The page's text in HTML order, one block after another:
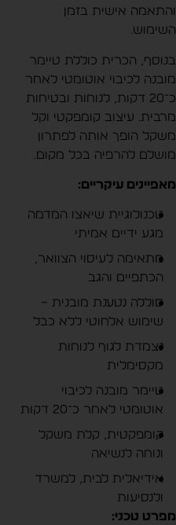
והתאמה אישית בזמן
השימוש.
בנוסף, הכרית כוללת טיימר
מובנה לכיבוי אוטומטי לאחר
כ־20 דקות, לנוחות ובטיחות
מרבית. עיצוב קומפקטי וקל
משקל הופך אותה לפתרון
מושלם להרפיה בכל מקום.
מאפיינים עיקריים:
טכנולוגיית שיאצו המדמה
מגע ידיים אמיתי
מתאימה לעיסוי הצוואר,
הכתפיים והגב
סוללה נטענת מובנית –
שימוש אלחוטי ללא כבל
נצמדת לגוף לנוחות
מקסימלית
טיימר מובנה לכיבוי
אוטומטי לאחר כ־20 דקות
קומפקטית, קלת משקל
ונוחה לנשיאה
אידיאלית לבית, למשרד
ולנסיעות
מפרט טכני: